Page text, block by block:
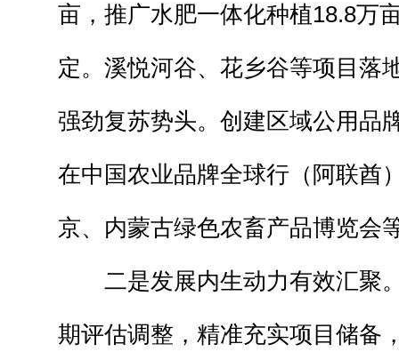
亩，推广水肥一体化种植18.8万
定。溪悦河谷、花乡谷等项目落
强劲复苏势头。创建区域公用品
在中国农业品牌全球行（阿联酋
京、内蒙古绿色农畜产品博览会
二是发展内生动力有效汇聚
期评估调整，精准充实项目储备